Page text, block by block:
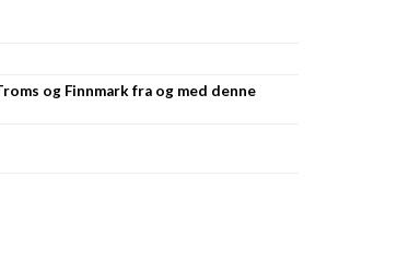
og Finnmark fra og med denne